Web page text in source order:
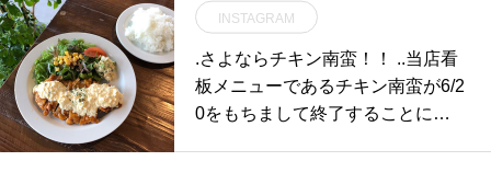
いませ︎.#aro#boots#ベルクロ#suè
de#スエード#Spain##Barcelona
頭に並びます。
INSTAGRAM
.さよならチキン南蛮！！ ..当店看
板メニューであるチキン南蛮が6/2
0をもちまして終了することにな